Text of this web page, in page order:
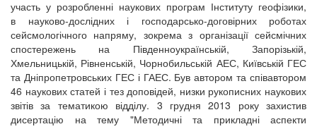
участь у розробленні наукових програм Інституту геофізики,
в науково-дослідних і господарсько-договірних роботах
сейсмологічного напряму, зокрема з організації сейсмічних
спостережень на Південноукраїнській, Запорізькій,
Хмельницькій, Рівненській, Чорнобильській АЕС, Київській ГЕС
та Дніпропетровських ГЕС і ГАЕС. Був автором та співавтором
46 наукових статей і тез доповідей, низки рукописних наукових
звітів за тематикою відділу. 3 грудня 2013 року захистив
дисертацію на тему "Методичні та прикладні аспекти